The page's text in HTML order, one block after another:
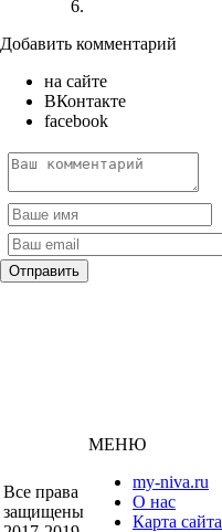
Добавить комментарий
на сайте
ВКонтакте
facebook
Все права
защищены
МЕНЮ
my-niva.ru
О нас
Карта сайта